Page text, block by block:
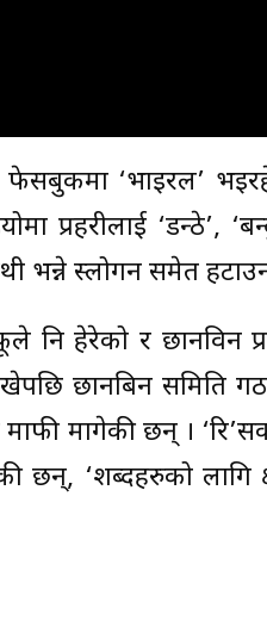
फेसबुकमा ‘भाइरल’
प्रहरीलाई ‘डन्ठे’,
भन्ने स्लोगन समेत
नि हेरेको र छानविन
छानबिन समिति
मागेकी छन् ।
छन्, ‘शब्दहरुको लागि